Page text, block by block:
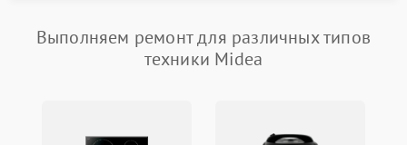
Выполняем ремонт для различных типов
техники Midea